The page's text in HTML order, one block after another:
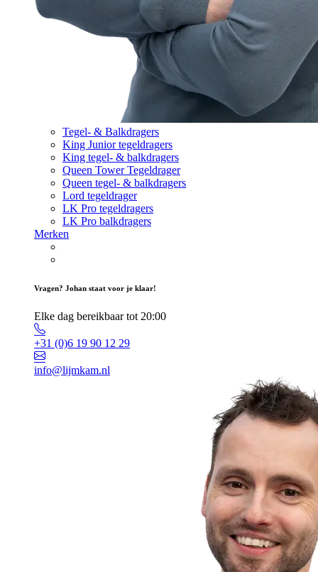
Tegel- & Balkdragers
King Junior tegeldragers
King tegel- & balkdragers
Queen Tower Tegeldrager
Queen tegel- & balkdragers
Lord tegeldrager
LK Pro tegeldragers
LK Pro balkdragers
Merken
Vragen? Johan staat voor je klaar!
Elke dag bereikbaar tot 20:00
+31 (0)6 19 90 12 29
info@lijmkam.nl